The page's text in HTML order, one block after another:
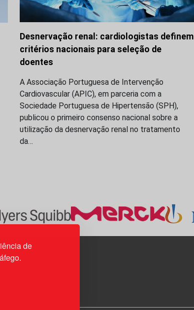
de
Desnervação renal: cardiologistas definem
critérios nacionais para seleção de
doentes
A Associação Portuguesa de Intervenção
Cardiovascular (APIC), em parceria com a
Sociedade Portuguesa de Hipertensão (SPH),
publicou o primeiro consenso nacional sobre a
utilização da desnervação renal no tratamento
da…